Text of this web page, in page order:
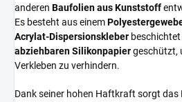
anderen Baufolien aus Kunststoff
Es besteht aus einem
Acrylat-Dispersionskleber
abziehbaren Silikonpapiergeschützt,
Verkleben zu verhindern.
Dank seiner hohen Haftkraft sorgt das